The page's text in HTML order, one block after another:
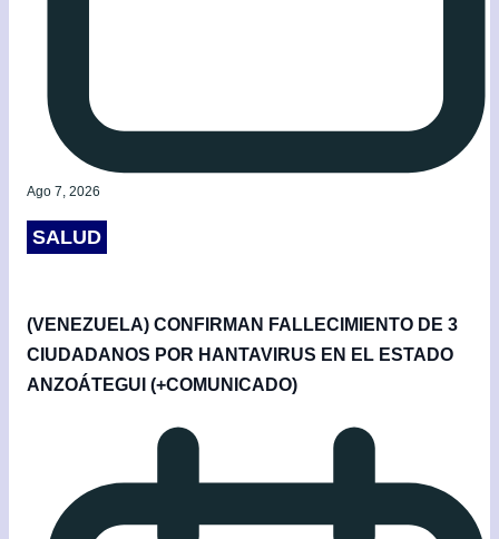
Ago 7, 2026
SALUD
(VENEZUELA) CONFIRMAN FALLECIMIENTO DE 3
CIUDADANOS POR HANTAVIRUS EN EL ESTADO
ANZOÁTEGUI (+COMUNICADO)